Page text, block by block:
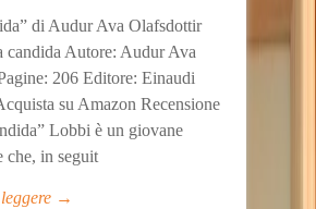
di Audur Ava Olafsdottir
candida Autore: Audur Ava
206 Editore: Einaudi
su Amazon Recensione
Lobbi è un giovane
che, in seguit
→